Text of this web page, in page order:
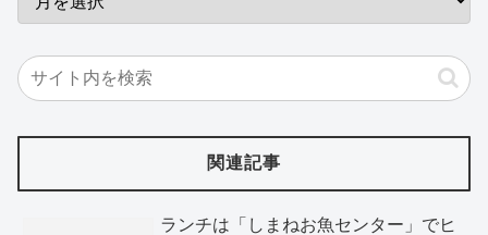
関連記事
ランチは「しまねお魚センター」でヒ